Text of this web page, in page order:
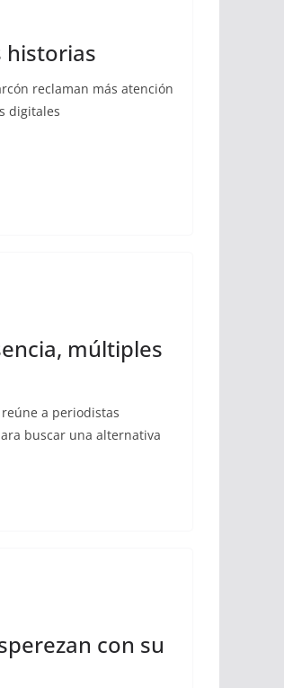
historias
reclaman más atención
digitales
múltiples
reúne a periodistas
buscar una alternativa
con su